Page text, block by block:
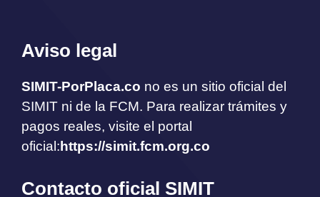
Aviso legal
SIMIT-PorPlaca.co no es un sitio oficial del
SIMIT ni de la FCM. Para realizar trámites y
pagos reales, visite el portal
oficial:https://simit.fcm.org.co
Contacto oficial SIMIT